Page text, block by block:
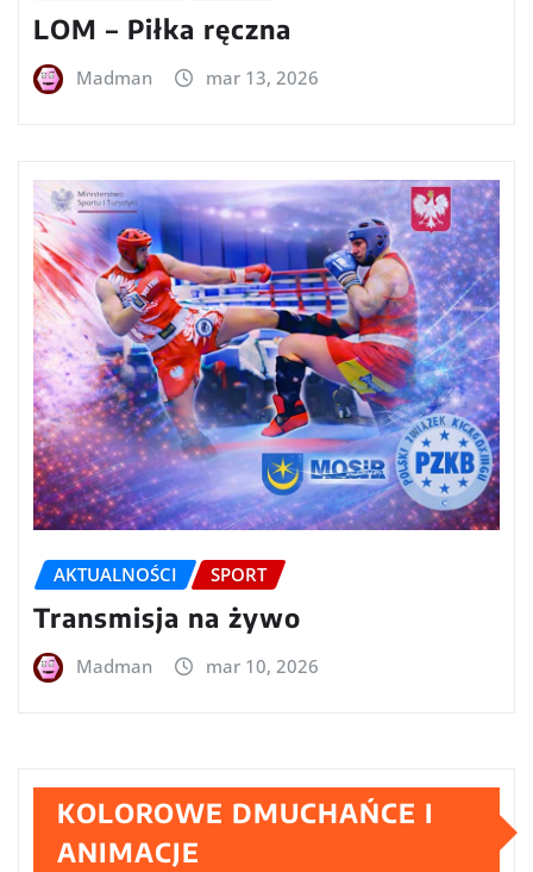
LOM – Piłka ręczna
Madman mar 13, 2026
AKTUALNOŚCI SPORT
Transmisja na żywo
Madman mar 10, 2026
KOLOROWE DMUCHAŃCE I
ANIMACJE